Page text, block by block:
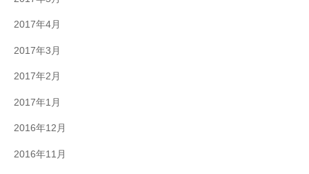
2017年4月
2017年3月
2017年2月
2017年1月
2016年12月
2016年11月